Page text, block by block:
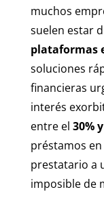
muchos
suelen estar
plataformas
soluciones
financieras
interés
entre el 30%
préstamos
prestatario a
imposible de